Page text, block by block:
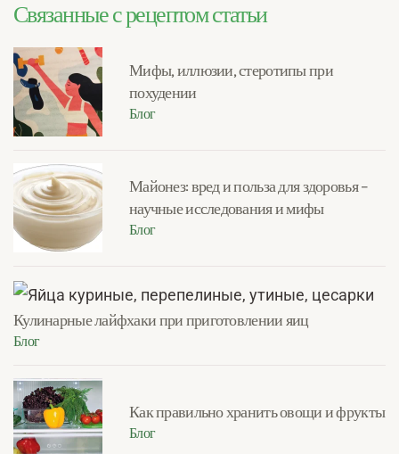
Связанные с рецептом статьи
Мифы, иллюзии, стеротипы при
похудении
Блог
Майонез: вред и польза для здоровья –
научные исследования и мифы
Блог
Кулинарные лайфхаки при приготовлении яиц
Блог
Как правильно хранить овощи и фрукты
Блог